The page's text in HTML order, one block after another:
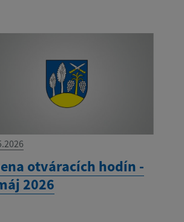
otváracích hodín -
2026